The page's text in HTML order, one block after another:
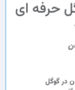
گوگل حرفه ای
در گوگل